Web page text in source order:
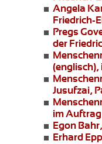
Angela
Friedrich-
Pregs
der
(englisch),
Jusufzai,
im Auftrag
Egon Bahr
Erhard